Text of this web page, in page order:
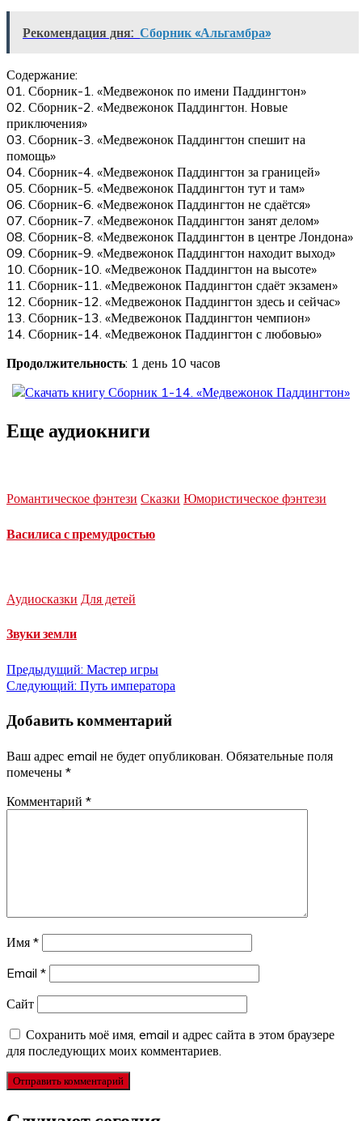
Рекомендация дня: Сборник «Альгамбра»
Содержание:
01. Сборник-1. «Медвежонок по имени Паддингтон»
02. Сборник-2. «Медвежонок Паддингтон. Новые
приключения»
03. Сборник-3. «Медвежонок Паддингтон спешит на
помощь»
04. Сборник-4. «Медвежонок Паддингтон за границей»
05. Сборник-5. «Медвежонок Паддингтон тут и там»
06. Сборник-6. «Медвежонок Паддингтон не сдаётся»
07. Сборник-7. «Медвежонок Паддингтон занят делом»
08. Сборник-8. «Медвежонок Паддингтон в центре Лондона»
09. Сборник-9. «Медвежонок Паддингтон находит выход»
10. Сборник-10. «Медвежонок Паддингтон на высоте»
11. Сборник-11. «Медвежонок Паддингтон сдаёт экзамен»
12. Сборник-12. «Медвежонок Паддингтон здесь и сейчас»
13. Сборник-13. «Медвежонок Паддингтон чемпион»
14. Сборник-14. «Медвежонок Паддингтон с любовью»
Продолжительность: 1 день 10 часов
Еще аудиокниги
Романтическое фэнтези Сказки Юмористическое фэнтези
Василиса с премудростью
Аудиосказки Для детей
Звуки земли
Навигация
записям
Предыдущий: Мастер игры
Следующий: Путь императора
Добавить комментарий
Ваш адрес email не будет опубликован. Обязательные поля
помечены *
Комментарий *
Имя *
Email *
Сайт
Сохранить моё имя, email и адрес сайта в этом браузере
для последующих моих комментариев.